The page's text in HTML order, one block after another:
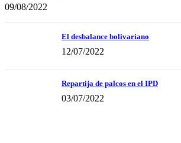
09/08/2022
El desbalance bolivariano
12/07/2022
Repartija de palcos en el IPD
03/07/2022